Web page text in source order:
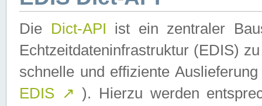
Die Dict-API ist ein zentraler
Echtzeitdateninfrastruktur (EDIS)
schnelle und effiziente
EDIS ↗ ). Hierzu werden